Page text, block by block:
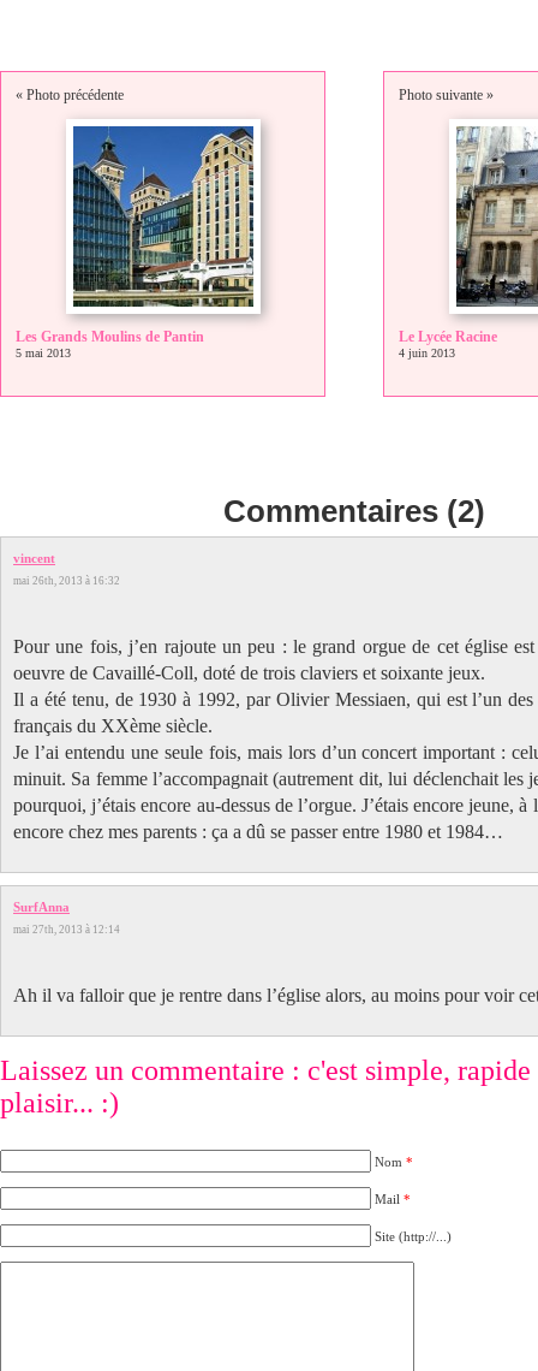
« Photo précédente
Les Grands Moulins de Pantin
5 mai 2013
Photo suivante »
Le Lycée Racine
4 juin 2013
Commentaires (2)
vincent
mai 26th, 2013 à 16:32
Pour une fois, j’en rajoute un peu : le grand orgue de cet église
oeuvre de Cavaillé-Coll, doté de trois claviers et soixante jeux.
Il a été tenu, de 1930 à 1992, par Olivier Messiaen, qui est l’un des
français du XXème siècle.
Je l’ai entendu une seule fois, mais lors d’un concert important :
minuit. Sa femme l’accompagnait (autrement dit, lui déclenchait les
pourquoi, j’étais encore au-dessus de l’orgue. J’étais encore jeune, à
encore chez mes parents : ça a dû se passer entre 1980 et 1984…
SurfAnna
mai 27th, 2013 à 12:14
Ah il va falloir que je rentre dans l’église alors, au moins pour voir
Laissez un commentaire : c'est simple,
plaisir... :)
Nom *
Mail *
Site (http://...)